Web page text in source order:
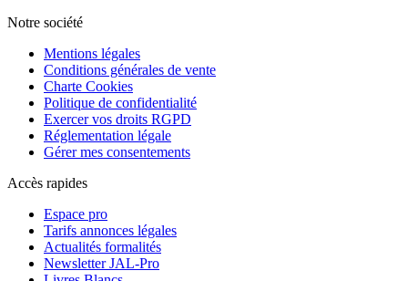
Notre société
Mentions légales
Conditions générales de vente
Charte Cookies
Politique de confidentialité
Exercer vos droits RGPD
Réglementation légale
Gérer mes consentements
Accès rapides
Espace pro
Tarifs annonces légales
Actualités formalités
Newsletter JAL-Pro